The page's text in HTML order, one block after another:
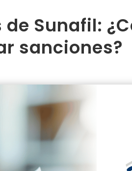
Sunafil:
sanciones?